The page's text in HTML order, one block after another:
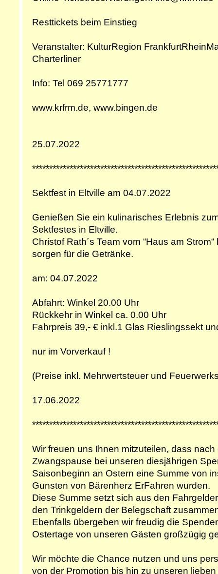
Resttickets beim Einstieg
Veranstalter: KulturRegion
Charterliner
Info: Tel 069 25771777
www.krfrm.de, www.bingen.de
25.07.2022
Sektfest in Eltville am 04.07.2022
Genießen Sie ein kulinarisches Erlebnis
Sektfestes in Eltville.
Christof Rath´s Team vom “Haus am
sorgen für die Getränke.
am: 04.07.2022
Abfahrt: Winkel 20.00 Uhr
Rückkehr in Winkel ca. 0.00 Uhr
Fahrpreis 39,- € inkl.1 Glas Rieslingssekt
nur im Vorverkauf !
(Preise inkl. Mehrwertsteuer und
17.06.2022
Wir freuen uns Ihnen mitzuteilen, dass
Zwangspause bei unseren diesjährigen
Saisonbeginn an Ostern eine Summe von
Gunsten von Bärenherz ErFahren wurden.
Diese Summe setzt sich aus den
den Trinkgeldern der Belegschaft
Ebenfalls übergeben wir freudig die
Ostertage von unseren Gästen großzügig
Wir möchte die Chance nutzen und uns
von der Promotion bis hin zu unseren